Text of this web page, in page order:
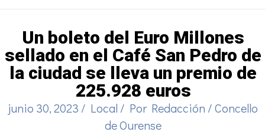
Un boleto del Euro Millones
sellado en el Café San Pedro de
la ciudad se lleva un premio de
225.928 euros
junio 30, 2023 / Local / Por Redacción /Concello
de Ourense